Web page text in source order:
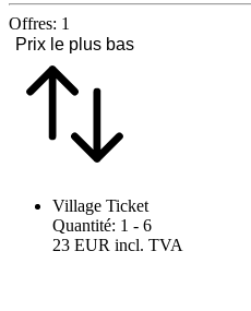
Offres: 1
Prix le plus bas
Village Ticket
Quantité: 1 - 6
23 EUR incl. TVA